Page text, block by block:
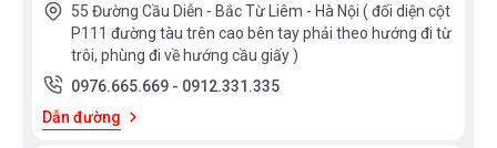
55 Đường Cầu Diễn - Bắc Từ Liêm - Hà Nội ( đối diện cột
P111 đường tàu trên cao bên tay phải theo hướng đi từ
trôi, phùng đi về hướng cầu giấy )
0976.665.669 - 0912.331.335
Dẫn đường